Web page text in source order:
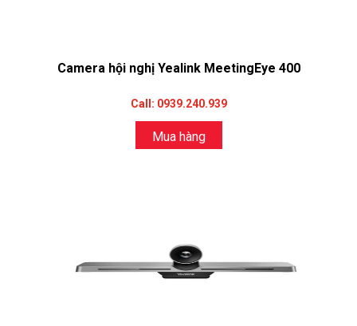
Camera hội nghị Yealink MeetingEye 400
Call: 0939.240.939
Mua hàng